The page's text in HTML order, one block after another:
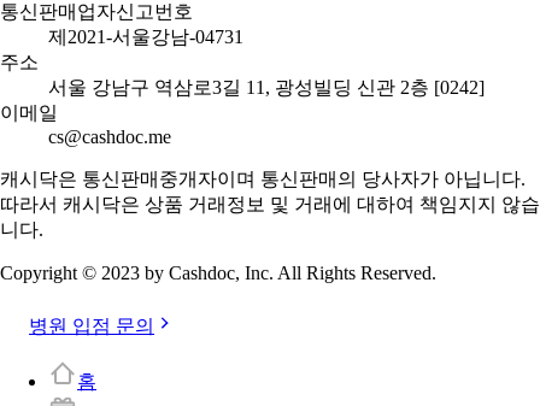
통신판매업자신고번호
제2021-서울강남-04731
주소
서울 강남구 역삼로3길 11, 광성빌딩 신관 2층 [0242]
이메일
cs@cashdoc.me
캐시닥은 통신판매중개자이며 통신판매의 당사자가 아닙니다.
따라서 캐시닥은 상품 거래정보 및 거래에 대하여 책임지지 않습
니다.
Copyright © 2023 by Cashdoc, Inc. All Rights Reserved.
병원 입점 문의
홈